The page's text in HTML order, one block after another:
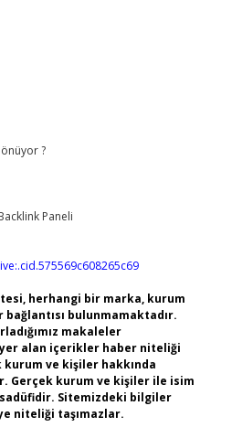
?
herhangi bir marka, kurum
bulunmamaktadır.
makaleler
alan içerikler haber niteliği
ve kişiler hakkında
Gerçek kurum ve kişiler ile isim
Sitemizdeki bilgiler
niteliği taşımazlar.